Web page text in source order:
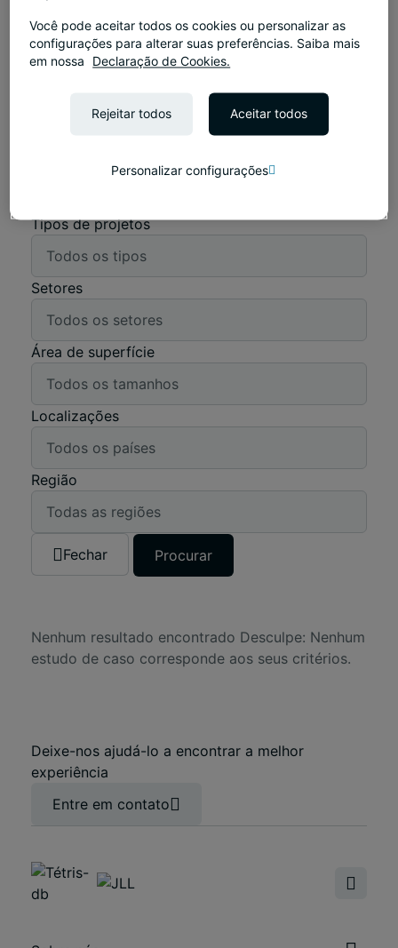
Tipos de projetos
Setores
Área de superfície
Localizações
Região
Fechar Procurar
Nenhum resultado encontrado Desculpe: Nenhum
estudo de caso corresponde aos seus critérios.
Deixe-nos ajudá-lo a encontrar a melhor
experiência
Entre em contato
Você pode aceitar todos os cookies ou personalizar as
configurações para alterar suas preferências. Saiba mais
em nossa Declaração de Cookies.
Rejeitar todos Aceitar todos
Personalizar configurações